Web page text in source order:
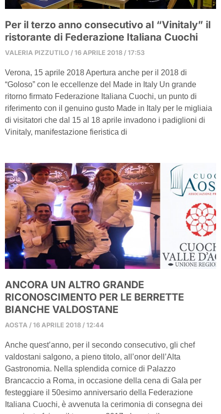
Per il terzo anno consecutivo al “Vinitaly” il
ristorante di Federazione Italiana Cuochi
VALERIA PIZZUTILO 16 APRILE 2018 17:53
Verona, 15 aprile 2018 Apertura anche per il 2018 di
“Goloso” con le eccellenze del Made in Italy Un grande
ritorno firmato Federazione Italiana Cuochi, un punto di
riferimento con il genuino gusto Made in Italy per le migliaia
di visitatori che dal 15 al 18 aprile invadono i padiglioni di
Vinitaly, manifestazione fieristica di
ANCORA UN ALTRO GRANDE
RICONOSCIMENTO PER LE BERRETTE
BIANCHE VALDOSTANE
AOSTA 16 APRILE 2018 12:44
Anche quest’anno, per il secondo consecutivo, gli chef
valdostani salgono, a pieno titolo, all’onor dell’Alta
Gastronomia. Nella splendida cornice di Palazzo
Brancaccio a Roma, in occasione della cena di Gala per
festeggiare il 50esimo anniversario della Federazione
Italiana Cuochi, è avvenuta la cerimonia di consegna dei